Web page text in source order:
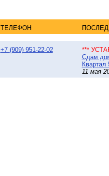
ТЕЛЕФОН
+7 (909) 951-22-02
***
Сдам
Квартал
11 мая